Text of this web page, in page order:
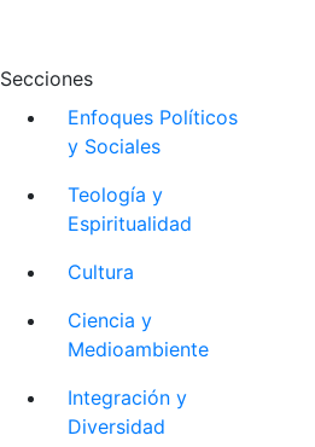
Secciones
Enfoques Políticos
y Sociales
Teología y
Espiritualidad
Cultura
Ciencia y
Medioambiente
Integración y
Diversidad